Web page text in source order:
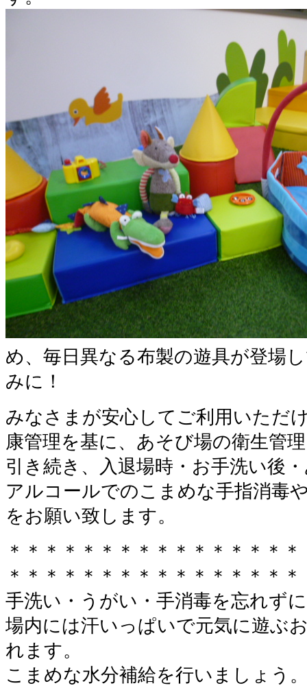
め、毎日異なる布製の遊具が登場
みに！
みなさまが安心してご利用いただ
康管理を基に、あそび場の衛生管
引き続き、入退場時・お手洗い後
アルコールでのこまめな手指消毒
をお願い致します。
＊＊＊＊＊＊＊＊＊＊＊＊＊＊＊
＊＊＊＊＊＊＊＊＊＊＊＊＊＊＊＊
手洗い・うがい・手消毒を忘れず
場内には汗いっぱいで元気に遊ぶ
れます。
こまめな水分補給を行いましょう